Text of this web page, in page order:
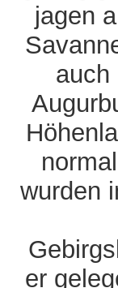
jagen
auch
wurden
er